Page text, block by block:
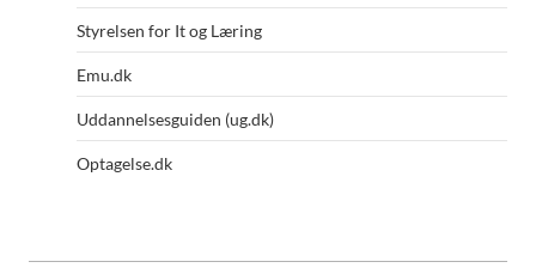
Styrelsen for It og Læring
Emu.dk
Uddannelsesguiden (ug.dk)
Optagelse.dk